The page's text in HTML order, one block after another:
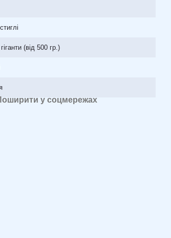
(від 500 гр.)
у соцмережах